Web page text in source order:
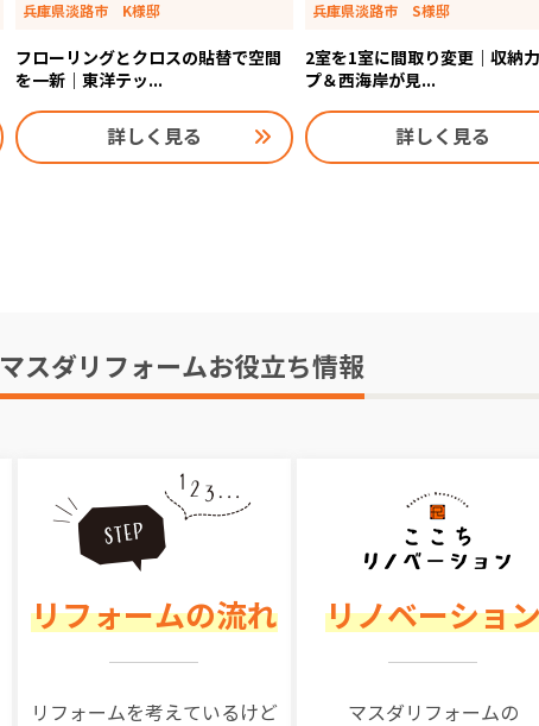
兵庫県淡路市 K様邸
フローリングとクロスの貼替で空間
を一新｜東洋テッ...
詳しく見る
兵庫県淡路市 S様邸
2室を1室に間取り変更｜収納
プ＆西海岸が見...
詳しく見る
マスダリフォームお役立ち情報
リフォームの流れ
リフォームを考えているけど
リノベーショ
マスダリフォームの